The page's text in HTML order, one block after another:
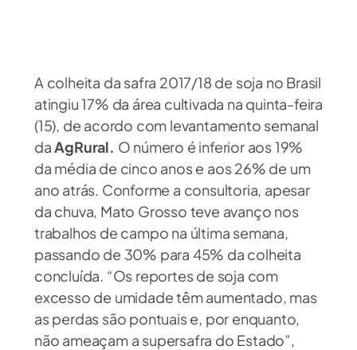
A colheita da safra 2017/18 de soja no Brasil
atingiu 17% da área cultivada na quinta-feira
(15), de acordo com levantamento semanal
daAgRural. O número é inferior aos 19%
da média de cinco anos e aos 26% de um
ano atrás. Conforme a consultoria, apesar
da chuva, Mato Grosso teve avanço nos
trabalhos de campo na última semana,
passando de 30% para 45% da colheita
concluída. “Os reportes de soja com
excesso de umidade têm aumentado, mas
as perdas são pontuais e, por enquanto,
não ameaçam a supersafra do Estado”,